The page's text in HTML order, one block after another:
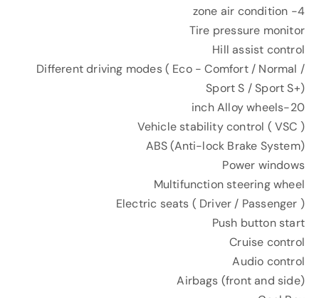
4- zone air condition
Tire pressure monitor
Hill assist control
Different driving modes ( Eco - Comfort / Normal /
Sport S / Sport S+)
20-inch Alloy wheels
Vehicle stability control ( VSC )
ABS (Anti-lock Brake System)
Power windows
Multifunction steering wheel
Electric seats ( Driver / Passenger )
Push button start
Cruise control
Audio control
Airbags (front and side)